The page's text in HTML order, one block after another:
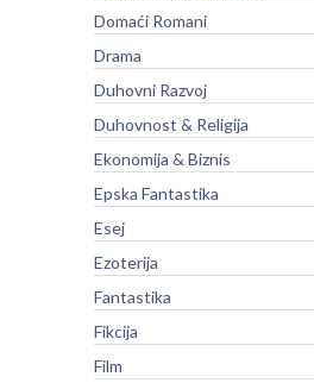
Domaći Romani
Drama
Duhovni Razvoj
Duhovnost & Religija
Ekonomija & Biznis
Epska Fantastika
Esej
Ezoterija
Fantastika
Fikcija
Film